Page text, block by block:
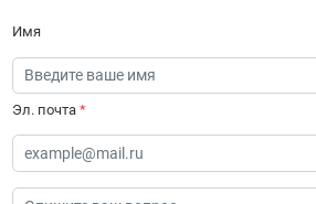
Имя
Эл. почта *